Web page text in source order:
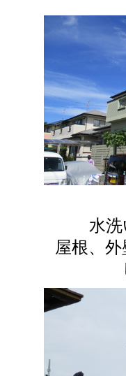
水
屋根、